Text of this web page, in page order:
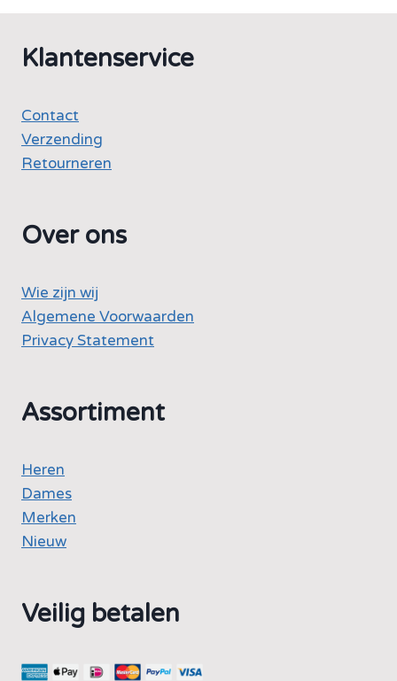
Klantenservice
Contact
Verzending
Retourneren
Over ons
Wie zijn wij
Algemene Voorwaarden
Privacy Statement
Assortiment
Heren
Dames
Merken
Nieuw
Veilig betalen